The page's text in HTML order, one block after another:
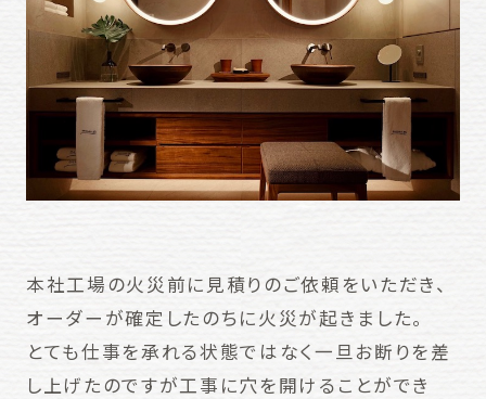
本社工場の火災前に見積りのご依頼をいただき、
オーダーが確定したのちに火災が起きました。
とても仕事を承れる状態ではなく一旦お断りを差
し上げたのですが工事に穴を開けることができ